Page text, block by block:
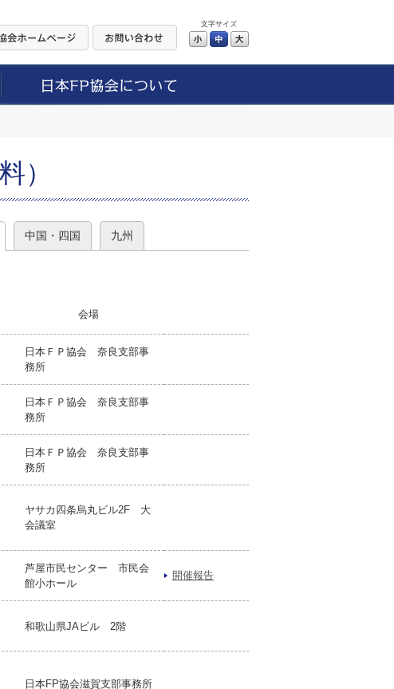
文字サイズ
小 中
）
中国・四国 九州
会場
日本ＦＰ協会 奈良支部事
務所
日本ＦＰ協会 奈良支部事
務所
日本ＦＰ協会 奈良支部事
務所
ヤサカ四条烏丸ビル2F 大
会議室
芦屋市民センター 市民会
館小ホール
開催報告
和歌山県JAビル 2階
日本FP協会滋賀支部事務所